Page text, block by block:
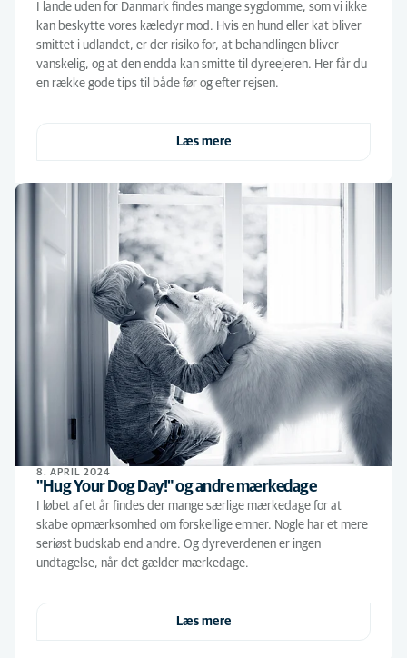
I lande uden for Danmark findes mange sygdomme, som vi ikke
kan beskytte vores kæledyr mod. Hvis en hund eller kat bliver
smittet i udlandet, er der risiko for, at behandlingen bliver
vanskelig, og at den endda kan smitte til dyreejeren. Her får du
en række gode tips til både før og efter rejsen.
Læs mere
8. APRIL 2024
"Hug Your Dog Day!" og andre mærkedage
I løbet af et år findes der mange særlige mærkedage for at
skabe opmærksomhed om forskellige emner. Nogle har et mere
seriøst budskab end andre. Og dyreverdenen er ingen
undtagelse, når det gælder mærkedage.
Læs mere